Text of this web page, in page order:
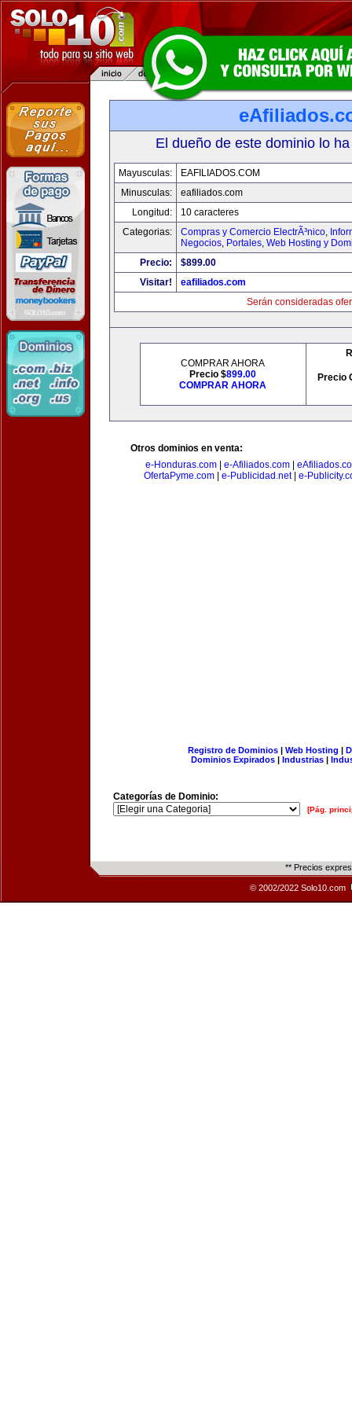
El dueño de este dominio lo
Mayusculas:
EAFILIADOS.COM
Minusculas:
eafiliados.com
Longitud:
10 caracteres
Categorias:
Compras y Comercio ElectrÃ³nico,
Negocios, Portales, Web Hosting y
Precio:
$899.00
Visitar!
eafiliados.com
Serán consideradas
COMPRAR AHORA
Precio $899.00
COMPRAR AHORA
Precio
Otros dominios en venta:
e-Honduras.com| e-Afiliados.com|
OfertaPyme.com| e-Publicidad.net| e-
Registro de Dominios| Web Hosting |
Dominios Expirados | Industrias |
Categorías de Dominio:
[Pág.
** Precios
© 2002/2022 Solo10.com